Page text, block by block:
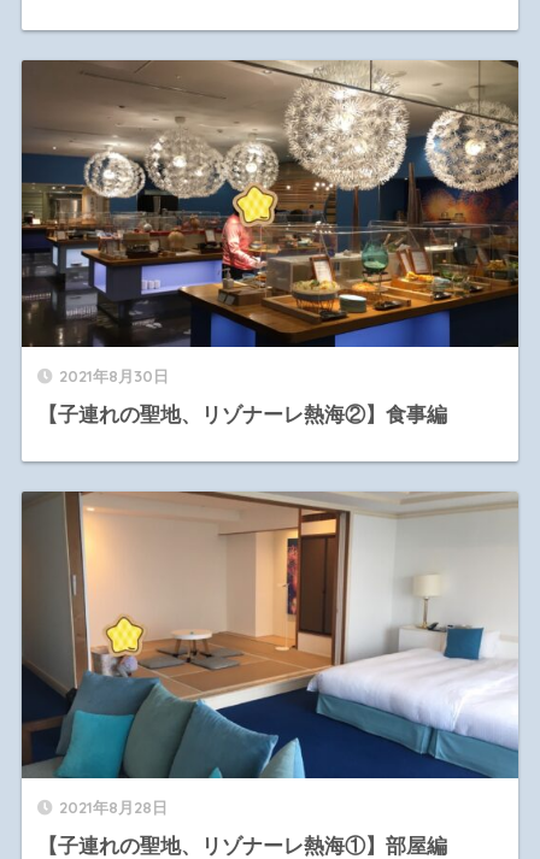
2021年8月30日
【子連れの聖地、リゾナーレ熱海②】食事編
2021年8月28日
【子連れの聖地、リゾナーレ熱海①】部屋編